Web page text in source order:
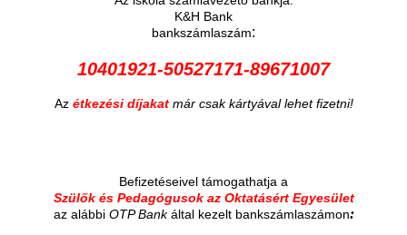
K&H Bank
bankszámlaszám:
10401921-50527171-89671007
Az étkezési díjakat már csak kártyával lehet fizetni!
Befizetéseivel támogathatja a
Szülők és Pedagógusok az Oktatásért Egyesület
az alábbi OTP Bankáltal kezelt bankszámlaszámon: